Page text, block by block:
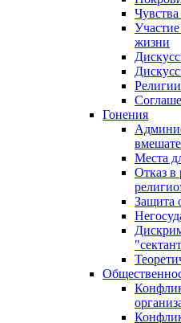
жизни
Гонения
Места
Отказ в
Защита